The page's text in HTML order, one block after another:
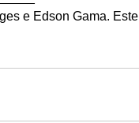
e Edson Gama.